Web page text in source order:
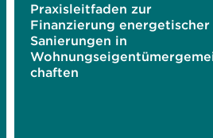
Praxisleitfaden zur
Finanzierung energetischer
Sanierungen in
chaften